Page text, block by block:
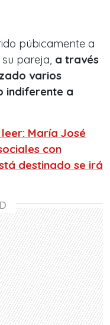
púbicamente a
pareja, a través
varios
indiferente a
María José
con
destinado se irá